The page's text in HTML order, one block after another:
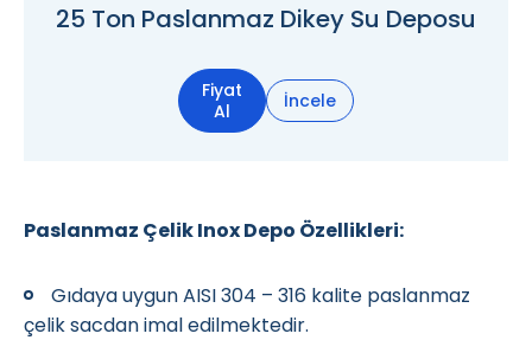
25 Ton Paslanmaz Dikey Su Deposu
Fiyat
Al
İncele
Paslanmaz Çelik Inox Depo Özellikleri:
Gıdaya uygun AISI 304 – 316 kalite paslanmaz
çelik sacdan imal edilmektedir.